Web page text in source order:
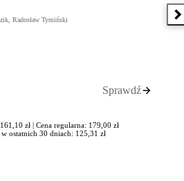
Radosław Tymiński
Sprawdź
zł | Cena regularna: 179,00 zł
w ostatnich 30 dniach: 125,31 zł